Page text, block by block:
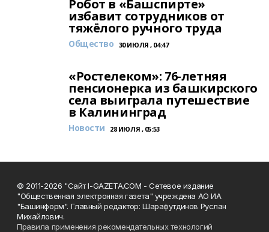
Робот в «Башспирте»
избавит сотрудников от
тяжёлого ручного труда
Общество 30 ИЮЛЯ , 04:47
«Ростелеком»: 76-летняя
пенсионерка из башкирского
села выиграла путешествие
в Калининград
Новости 28 ИЮЛЯ , 05:53
© 2011-2026 "Сайт I-GAZETA.COM - Сетевое издание
"Общественная электронная газета" учреждена АО ИА
"Башинформ". Главный редактор: Шарафутдинов Руслан
Михайлович.
Правила применения рекомендательных технологий